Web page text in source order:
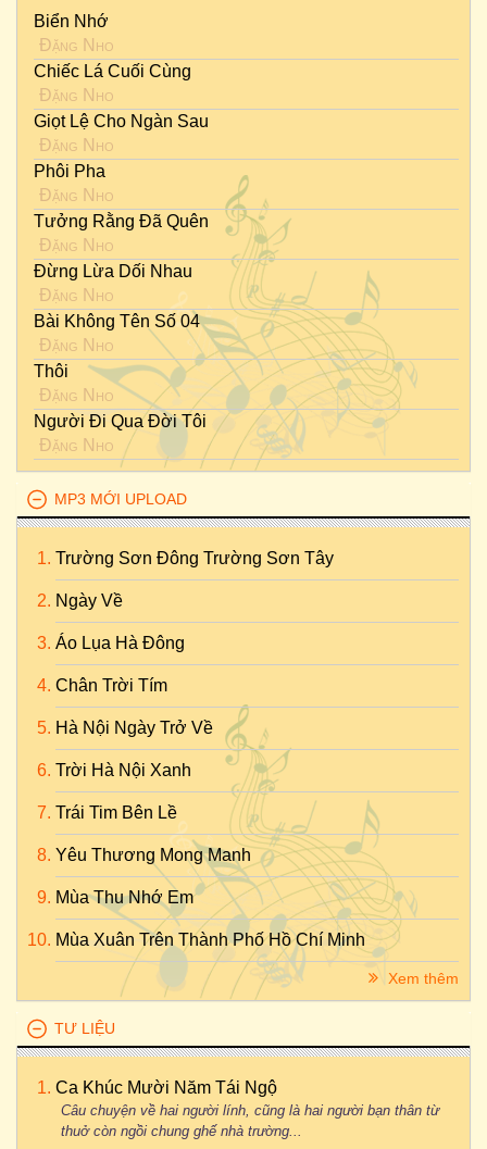
Biển Nhớ
Đặng Nho
Chiếc Lá Cuối Cùng
Đặng Nho
Giọt Lệ Cho Ngàn Sau
Đặng Nho
Phôi Pha
Đặng Nho
Tưởng Rằng Đã Quên
Đặng Nho
Đừng Lừa Dối Nhau
Đặng Nho
Bài Không Tên Số 04
Đặng Nho
Thôi
Đặng Nho
Người Đi Qua Đời Tôi
Đặng Nho
MP3 MỚI UPLOAD
Trường Sơn Đông Trường Sơn Tây
Ngày Về
Áo Lụa Hà Đông
Chân Trời Tím
Hà Nội Ngày Trở Về
Trời Hà Nội Xanh
Trái Tim Bên Lề
Yêu Thương Mong Manh
Mùa Thu Nhớ Em
Mùa Xuân Trên Thành Phố Hồ Chí Minh
Xem thêm
TƯ LIỆU
Ca Khúc Mười Năm Tái Ngộ
Câu chuyện về hai người lính, cũng là hai người bạn thân từ
thuở còn ngồi chung ghế nhà trường...